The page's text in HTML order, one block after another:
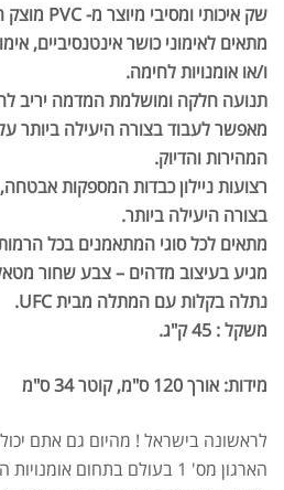
שק איכותי ומסיבי מיוצר מ- PVC מוצק המבטיח עמידות לאורך זמן.
מתאים לאימוני כושר אינטנסיביים,
ו/או אומנויות לחימה.
תנועה חלקה ומושלמת המדמה יריב
מאפשר לעבוד בצורה היעילה ביותר
המהירות והדיוק.
רצועות ניילון כבדות המספקות
בצורה היעילה ביותר.
מתאים לכל סוגי המתאמנים בכל
מגיע בעיצוב מדהים – צבע שחור
נתלה בקלות עם המתלה מבית UFC.
משקל : 45 ק"ג.
מידות: אורך 120 ס"מ, קוטר 34 ס"מ
הארגון מס' 1 בעולם בתחום אומנויות הלחימה !!!